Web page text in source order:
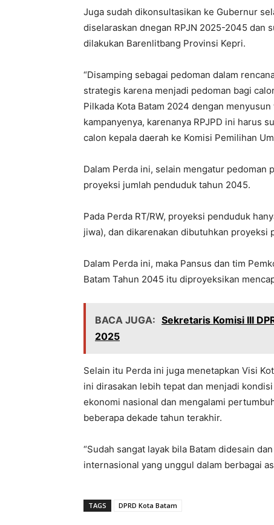
Juga sudah dikonsultasikan ke Gubernur
diselaraskan dnegan RPJN 2025-2045 dan
dilakukan Barenlitbang Provinsi Kepri.
“Disamping sebagai pedoman dalam
strategis karena menjadi pedoman bagi
Pilkada Kota Batam 2024 dengan
kampanyenya, karenanya RPJPD ini harus
calon kepala daerah ke Komisi Pemilihan
Dalam Perda ini, selain mengatur pedoman
proyeksi jumlah penduduk tahun 2045.
Pada Perda RT/RW, proyeksi penduduk
jiwa), dan dikarenakan dibutuhkan proyeksi
Dalam Perda ini, maka Pansus dan tim
Batam Tahun 2045 itu diproyeksikan
BACA JUGA: Sekretaris Komisi III
2025
Selain itu Perda ini juga menetapkan Visi
ini dirasakan lebih tepat dan menjadi
ekonomi nasional dan mengalami
beberapa dekade tahun terakhir.
“Sudah sangat layak bila Batam didesain
internasional yang unggul dalam berbagai
TAGS DPRD Kota Batam